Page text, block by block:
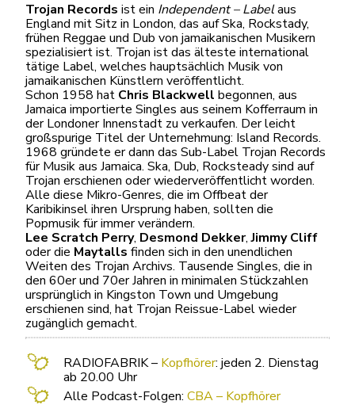
Trojan Records ist ein Independent – Labelaus
England mit Sitz in London, das auf Ska, Rockstady,
frühen Reggae und Dub von jamaikanischen Musikern
spezialisiert ist. Trojan ist das älteste international
tätige Label, welches hauptsächlich Musik von
jamaikanischen Künstlern veröffentlicht.
Schon 1958 hat Chris Blackwell begonnen, aus
Jamaica importierte Singles aus seinem Kofferraum in
der Londoner Innenstadt zu verkaufen. Der leicht
großspurige Titel der Unternehmung: Island Records.
1968 gründete er dann das Sub-Label Trojan Records
für Musik aus Jamaica. Ska, Dub, Rocksteady sind auf
Trojan erschienen oder wiederveröffentlicht worden.
Alle diese Mikro-Genres, die im Offbeat der
Karibikinsel ihren Ursprung haben, sollten die
Popmusik für immer verändern.
Lee Scratch Perry, Desmond Dekker,Jimmy Cliff
oder die Maytalls finden sich in den unendlichen
Weiten des Trojan Archivs. Tausende Singles, die in
den 60er und 70er Jahren in minimalen Stückzahlen
ursprünglich in Kingston Town und Umgebung
erschienen sind, hat Trojan Reissue-Label wieder
zugänglich gemacht.
RADIOFABRIK – Kopfhörer: jeden 2. Dienstag
ab 20.00 Uhr
Alle Podcast-Folgen: CBA – Kopfhörer